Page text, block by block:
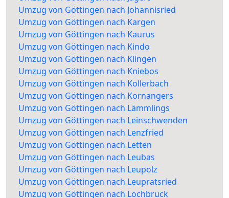
Umzug von Göttingen nach Johannisried
Umzug von Göttingen nach Kargen
Umzug von Göttingen nach Kaurus
Umzug von Göttingen nach Kindo
Umzug von Göttingen nach Klingen
Umzug von Göttingen nach Kniebos
Umzug von Göttingen nach Kollerbach
Umzug von Göttingen nach Kornangers
Umzug von Göttingen nach Lämmlings
Umzug von Göttingen nach Leinschwenden
Umzug von Göttingen nach Lenzfried
Umzug von Göttingen nach Letten
Umzug von Göttingen nach Leubas
Umzug von Göttingen nach Leupolz
Umzug von Göttingen nach Leupratsried
Umzug von Göttingen nach Lochbruck